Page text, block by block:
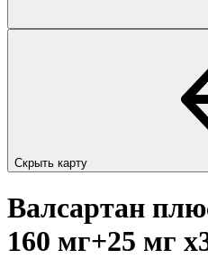
Скрыть карту
Валсартан
160 мг+25 мг